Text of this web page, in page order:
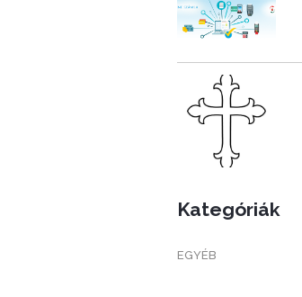
Kategóriák
EGYÉB